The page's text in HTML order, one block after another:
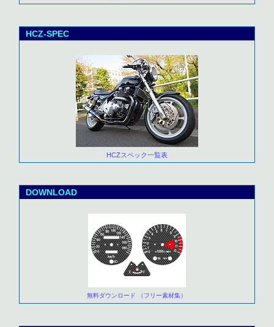
HCZ-SPEC
HCZスペック一覧表
DOWNLOAD
無料ダウンロード （フリー素材集）